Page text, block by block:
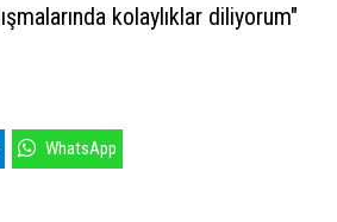
kolaylıklar diliyorum"
WhatsApp